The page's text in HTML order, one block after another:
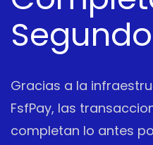
Gracias a la
FsfPay, las
completan lo antes